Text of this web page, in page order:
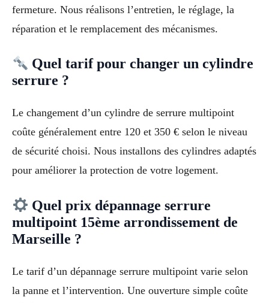
fermeture. Nous réalisons l’entretien, le réglage, la
réparation et le remplacement des mécanismes.
Quel tarif pour changer un cylindre
serrure ?
Le changement d’un cylindre de serrure multipoint
coûte généralement entre 120 et 350 € selon le niveau
de sécurité choisi. Nous installons des cylindres adaptés
pour améliorer la protection de votre logement.
Quel prix dépannage serrure
multipoint 15ème arrondissement de
Marseille ?
Le tarif d’un dépannage serrure multipoint varie selon
la panne et l’intervention. Une ouverture simple coûte